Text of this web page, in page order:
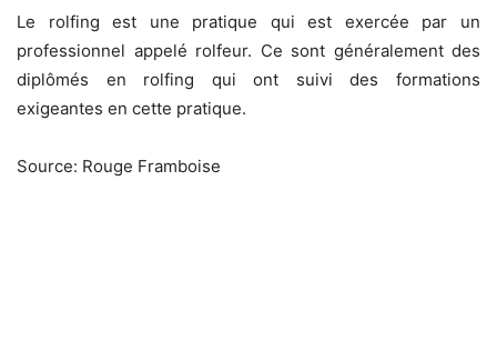
Le rolfing est une pratique qui est exercée par un
professionnel appelé rolfeur. Ce sont généralement des
diplômés en rolfing qui ont suivi des formations
exigeantes en cette pratique.
Source: Rouge Framboise